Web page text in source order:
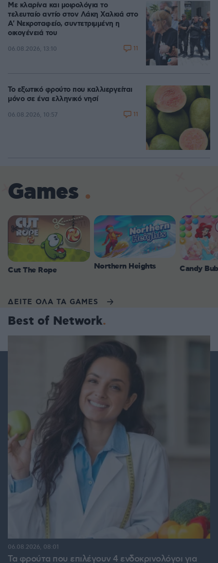
Με κλαρίνα και μοιρολόγια το
τελευταίο αντίο στον Λάκη Χαλκιά στο
A' Νεκροταφείο, συντετριμμένη η
οικογένειά του
06.08.2026, 13:10 11
Το εξωτικό φρούτο που καλλιεργείται
μόνο σε ένα ελληνικό νησί
06.08.2026, 10:57 11
Games
Cut The Rope Northern Heights Candy
ΔΕΙΤΕ ΟΛΑ ΤΑ GAMES
Best of Network
Τα φρούτα που επιλέγουν 4 ενδοκρινολόγοι για
06.08.2026, 08:01